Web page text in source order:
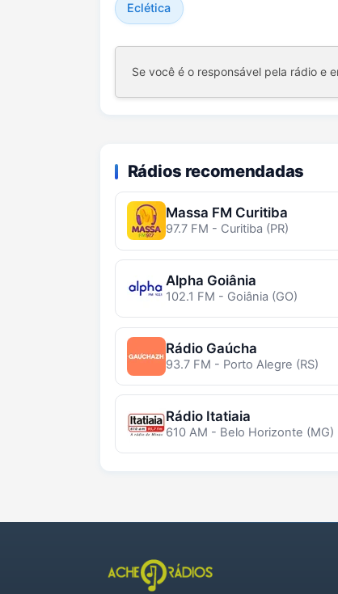
Eclética
Se você é o responsável pela rádio e
Rádios recomendadas
Massa FM Curitiba
97.7 FM - Curitiba (PR)
Alpha Goiânia
102.1 FM - Goiânia (GO)
Rádio Gaúcha
93.7 FM - Porto Alegre (RS)
Rádio Itatiaia
610 AM - Belo Horizonte (MG)